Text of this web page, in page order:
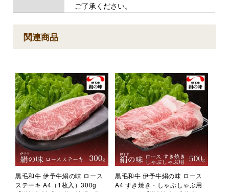
ご了承ください。
関連商品
黒毛和牛 伊予牛絹の味 ロース
ステーキ A4（1枚入）300g
黒毛和牛 伊予牛絹の味 ロース
A4 すき焼き・しゃぶしゃぶ用